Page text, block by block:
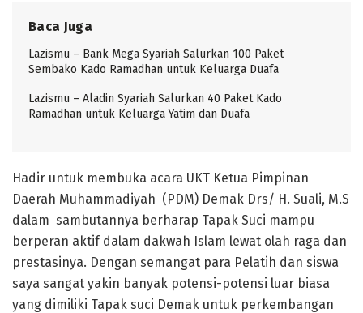
Baca Juga
Lazismu – Bank Mega Syariah Salurkan 100 Paket
Sembako Kado Ramadhan untuk Keluarga Duafa
Lazismu – Aladin Syariah Salurkan 40 Paket Kado
Ramadhan untuk Keluarga Yatim dan Duafa
Hadir untuk membuka acara UKT Ketua Pimpinan
Daerah Muhammadiyah (PDM) Demak Drs/ H. Suali, M.S
dalam sambutannya berharap Tapak Suci mampu
berperan aktif dalam dakwah Islam lewat olah raga dan
prestasinya. Dengan semangat para Pelatih dan siswa
saya sangat yakin banyak potensi-potensi luar biasa
yang dimiliki Tapak suci Demak untuk perkembangan